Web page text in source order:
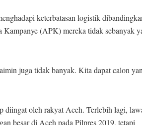
keterbatasan logistik
Kampanye (APK) mereka tidak sebanyak
juga tidak banyak. Kita dapat calon
oleh rakyat Aceh. Terlebih lagi,
besar di Aceh pada Pilpres 2019, tetapi